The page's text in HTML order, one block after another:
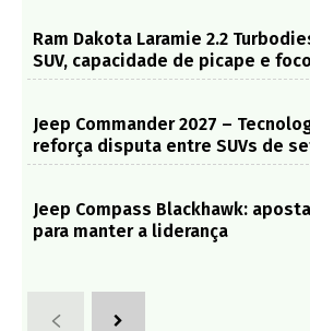
Ram Dakota Laramie 2.2
SUV, capacidade de picape e
Jeep Commander 2027 –
reforça disputa entre SUVs de
Jeep Compass Blackhawk:
para manter a liderança